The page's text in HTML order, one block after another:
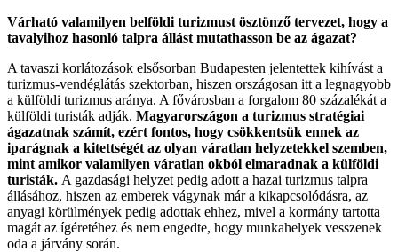
Várható valamilyen belföldi turizmust ösztönző tervezet, hogy a
tavalyihoz hasonló talpra állást mutathasson be az ágazat?
A tavaszi korlátozások elsősorban Budapesten jelentettek kihívást a
turizmus-vendéglátás szektorban, hiszen országosan itt a legnagyobb
a külföldi turizmus aránya. A fővárosban a forgalom 80 százalékát a
külföldi turisták adják. Magyarországon a turizmus stratégiai
ágazatnak számít, ezért fontos, hogy csökkentsük ennek az
iparágnak a kitettségét az olyan váratlan helyzetekkel szemben,
mint amikor valamilyen váratlan okból elmaradnak a külföldi
turisták. A gazdasági helyzet pedig adott a hazai turizmus talpra
állásához, hiszen az emberek vágynak már a kikapcsolódásra, az
anyagi körülmények pedig adottak ehhez, mivel a kormány tartotta
magát az ígéretéhez és nem engedte, hogy munkahelyek vesszenek
oda a járvány során.